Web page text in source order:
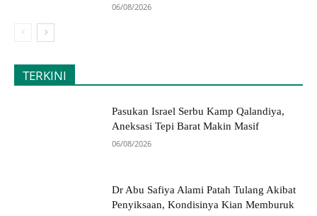
06/08/2026
TERKINI
Pasukan Israel Serbu Kamp Qalandiya,
Aneksasi Tepi Barat Makin Masif
06/08/2026
Dr Abu Safiya Alami Patah Tulang Akibat
Penyiksaan, Kondisinya Kian Memburuk